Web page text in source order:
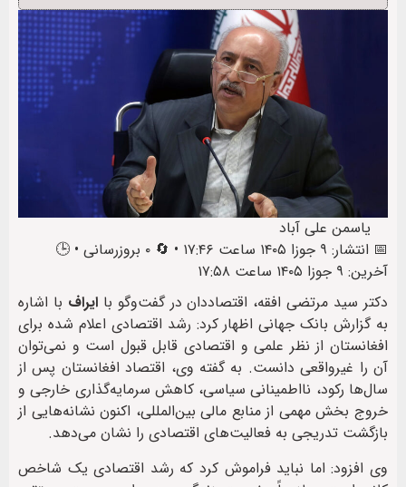
یاسمن علی آباد
📅 انتشار: ۹ جوزا ۱۴۰۵ ساعت ۱۷:۴۶ • 🔄 ۰ بروزرسانی • 🕒
آخرین: ۹ جوزا ۱۴۰۵ ساعت ۱۷:۵۸
دکتر سید مرتضی افقه، اقتصاددان در گفت‌وگو با ایراف با اشاره
به گزارش بانک جهانی اظهار کرد: رشد اقتصادی اعلام شده برای
افغانستان از نظر علمی و اقتصادی قابل قبول است و نمی‌توان
آن را غیرواقعی دانست. به گفته وی، اقتصاد افغانستان پس از
سال‌ها رکود، نااطمینانی سیاسی، کاهش سرمایه‌گذاری خارجی و
خروج بخش مهمی از منابع مالی بین‌المللی، اکنون نشانه‌هایی از
بازگشت تدریجی به فعالیت‌های اقتصادی را نشان می‌دهد.
وی افزود: اما نباید فراموش کرد که رشد اقتصادی یک شاخص